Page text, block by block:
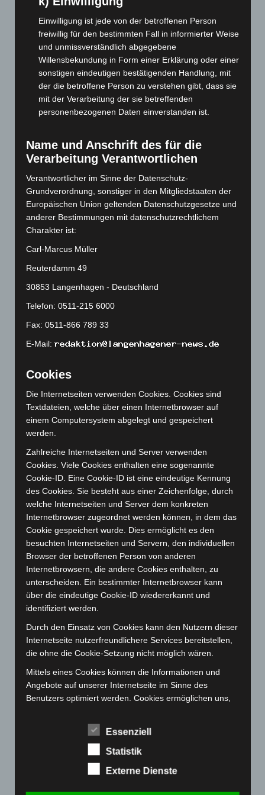
August 2025
Juli 2025(90)
Juni 2025 (103)
Mai 2025(112)
April 2025(88)
März 2025(111)
Januar 2025 (88)
Dezember 2024(89)
November 2024(94)
Oktober 2024(93)
September 2024
(112)
August 2024(107)
Juli 2024(89)
Juni 2024(107)
Mai 2024
April 2024 (102)
Dezember 2023
November 2023(130)
Oktober 2023 (114)
September 2023(133)
Juli 2023
(118)
Juni 2023(142)
Mai 2023(139)
April 2023(155)
März 2023(174)
Februar 2023(154)
Januar 2023(140)
Dezember 2022 (130)
November 2022(167)
September 2022(205)
August 2022(166)
Juli 2022 (133)
Juni 2022(167)
(189)
Einwilligung ist jede von der betroffenen Person
freiwillig für den bestimmten Fall in informierter Weise
und unmissverständlich abgegebene
Willensbekundung in Form einer Erklärung oder einer
sonstigen eindeutigen bestätigenden Handlung, mit
der die betroffene Person zu verstehen gibt, dass sie
mit der Verarbeitung der sie betreffenden
personenbezogenen Daten einverstanden ist.
Name und Anschrift des für die
Verarbeitung Verantwortlichen
Verantwortlicher im Sinne der Datenschutz-
Grundverordnung, sonstiger in den Mitgliedstaaten der
Europäischen Union geltenden Datenschutzgesetze und
anderer Bestimmungen mit datenschutzrechtlichem
Charakter ist:
Carl-Marcus Müller
Reuterdamm 49
30853 Langenhagen - Deutschland
Telefon: 0511-215 6000
Fax: 0511-866 789 33
E-Mail:
Cookies
Die Internetseiten verwenden Cookies. Cookies sind
Textdateien, welche über einen Internetbrowser auf
einem Computersystem abgelegt und gespeichert
werden.
Zahlreiche Internetseiten und Server verwenden
Cookies. Viele Cookies enthalten eine sogenannte
Cookie-ID. Eine Cookie-ID ist eine eindeutige Kennung
des Cookies. Sie besteht aus einer Zeichenfolge, durch
welche Internetseiten und Server dem konkreten
Internetbrowser zugeordnet werden können, in dem das
Cookie gespeichert wurde. Dies ermöglicht es den
besuchten Internetseiten und Servern, den individuellen
Browser der betroffenen Person von anderen
Internetbrowsern, die andere Cookies enthalten, zu
unterscheiden. Ein bestimmter Internetbrowser kann
über die eindeutige Cookie-ID wiedererkannt und
identifiziert werden.
Durch den Einsatz von Cookies kann den Nutzern dieser
Internetseite nutzerfreundlichere Services bereitstellen,
die ohne die Cookie-Setzung nicht möglich wären.
Mittels eines Cookies können die Informationen und
Angebote auf unserer Internetseite im Sinne des
Benutzers optimiert werden. Cookies ermöglichen uns,
wiederzuerkennen. Zweck dieser Wiedererkennung ist
es, den Nutzern die Verwendung unserer Internetseite
zu erleichtern. Der Benutzer einer Internetseite, die
Cookies verwendet, muss beispielsweise nicht bei jedem
Besuch der Internetseite erneut seine Zugangsdaten
Essenziell
Statistik
Externe Dienste